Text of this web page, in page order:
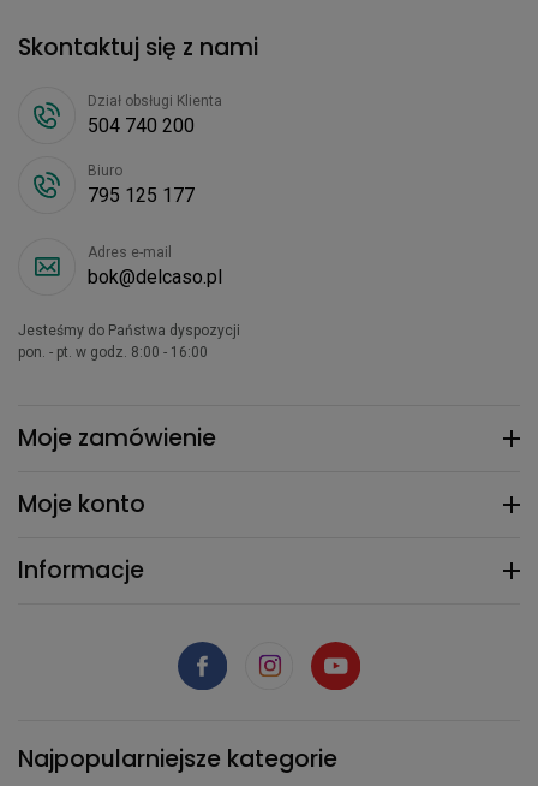
Moje zamówienie
Moje konto
Informacje
Skontaktuj się z nami
Dział obsługi Klienta
504 740 200
Biuro
795 125 177
Adres e-mail
bok@delcaso.pl
Jesteśmy do Państwa dyspozycji
pon. - pt. w godz. 8:00 - 16:00
Najpopularniejsze kategorie